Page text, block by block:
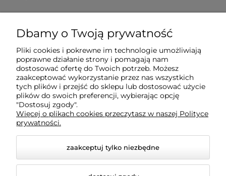
Zakupy
Pomoc
Moje konto
Informacje
Dbamy o Twoją prywatność
Pliki cookies i pokrewne im technologie umożliwiają
poprawne działanie strony i pomagają nam
dostosować ofertę do Twoich potrzeb. Możesz
zaakceptować wykorzystanie przez nas wszystkich
tych plików i przejść do sklepu lub dostosować użycie
plików do swoich preferencji, wybierając opcję
"Dostosuj zgody".
Więcej o plikach cookies przeczytasz w naszej Polityce
prywatności.
zaakceptuj tylko niezbędne